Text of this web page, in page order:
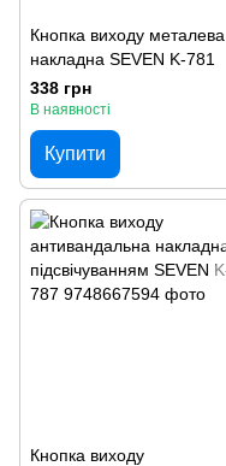
Кнопка виходу металева
накладна SEVEN K-781
338 грн
В наявності
Купити
Кнопка виходу